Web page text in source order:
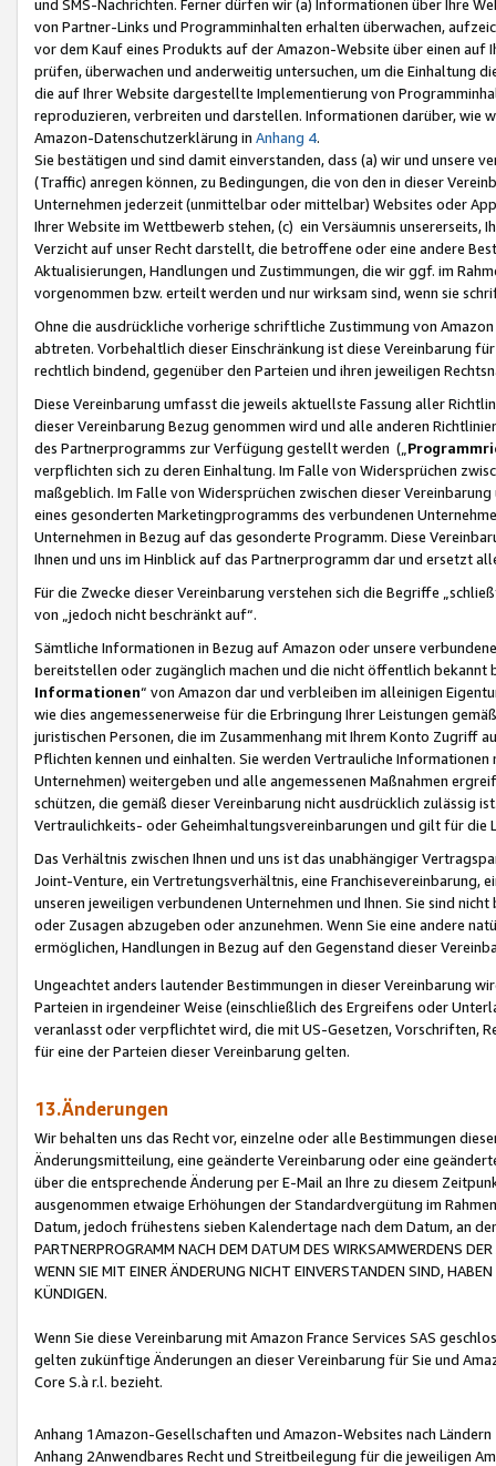
und SMS-Nachrichten. Ferner dürfen wir (a) Informationen über Ihre
von Partner-Links und Programminhalten erhalten überwachen,
vor dem Kauf eines Produkts auf der Amazon-Website über einen
prüfen, überwachen und anderweitig untersuchen, um die Einhaltung
die auf Ihrer Website dargestellte Implementierung von
reproduzieren, verbreiten und darstellen. Informationen darüber, wie
Amazon-Datenschutzerklärung in Anhang 4.
Sie bestätigen und sind damit einverstanden, dass (a) wir und
(Traffic) anregen können, zu Bedingungen, die von den in dieser
Unternehmen jederzeit (unmittelbar oder mittelbar) Websites oder
Ihrer Website im Wettbewerb stehen, (c) ein Versäumnis unsererseits,
Verzicht auf unser Recht darstellt, die betroffene oder eine andere
Aktualisierungen, Handlungen und Zustimmungen, die wir ggf. im
vorgenommen bzw. erteilt werden und nur wirksam sind, wenn sie
Ohne die ausdrückliche vorherige schriftliche Zustimmung von
abtreten. Vorbehaltlich dieser Einschränkung ist diese Vereinbarung
rechtlich bindend, gegenüber den Parteien und ihren jeweiligen
Diese Vereinbarung umfasst die jeweils aktuellste Fassung aller
dieser Vereinbarung Bezug genommen wird und alle anderen
des Partnerprogramms zur Verfügung gestellt werden („
verpflichten sich zu deren Einhaltung. Im Falle von Widersprüchen
maßgeblich. Im Falle von Widersprüchen zwischen dieser
eines gesonderten Marketingprogramms des verbundenen
Unternehmen in Bezug auf das gesonderte Programm. Diese
Ihnen und uns im Hinblick auf das Partnerprogramm dar und ersetzt
Für die Zwecke dieser Vereinbarung verstehen sich die Begriffe
von „jedoch nicht beschränkt auf“.
Sämtliche Informationen in Bezug auf Amazon oder unsere
bereitstellen oder zugänglich machen und die nicht öffentlich
Informationen“ von Amazon dar und verbleiben im alleinigen
wie dies angemessenerweise für die Erbringung Ihrer Leistungen
juristischen Personen, die im Zusammenhang mit Ihrem Konto
Pflichten kennen und einhalten. Sie werden Vertrauliche
Unternehmen) weitergeben und alle angemessenen Maßnahmen
schützen, die gemäß dieser Vereinbarung nicht ausdrücklich zulässig
Vertraulichkeits- oder Geheimhaltungsvereinbarungen und gilt für die
Das Verhältnis zwischen Ihnen und uns ist das unabhängiger
Joint-Venture, ein Vertretungsverhältnis, eine Franchisevereinbarung,
unseren jeweiligen verbundenen Unternehmen und Ihnen. Sie sind
oder Zusagen abzugeben oder anzunehmen. Wenn Sie eine andere
ermöglichen, Handlungen in Bezug auf den Gegenstand dieser
Ungeachtet anders lautender Bestimmungen in dieser Vereinbarung
Parteien in irgendeiner Weise (einschließlich des Ergreifens oder
veranlasst oder verpflichtet wird, die mit US-Gesetzen, Vorschriften,
für eine der Parteien dieser Vereinbarung gelten.
13.Änderungen
Wir behalten uns das Recht vor, einzelne oder alle Bestimmungen
Änderungsmitteilung, eine geänderte Vereinbarung oder eine
über die entsprechende Änderung per E-Mail an Ihre zu diesem
ausgenommen etwaige Erhöhungen der Standardvergütung im
Datum, jedoch frühestens sieben Kalendertage nach dem Datum, an
PARTNERPROGRAMM NACH DEM DATUM DES WIRKSAMWERDENS
WENN SIE MIT EINER ÄNDERUNG NICHT EINVERSTANDEN SIND,
KÜNDIGEN.
Wenn Sie diese Vereinbarung mit Amazon France Services SAS
gelten zukünftige Änderungen an dieser Vereinbarung für Sie und
Core S.à r.l. bezieht.
Anhang 1Amazon-Gesellschaften und Amazon-Websites nach Ländern
Anhang 2Anwendbares Recht und Streitbeilegung für die jeweiligen